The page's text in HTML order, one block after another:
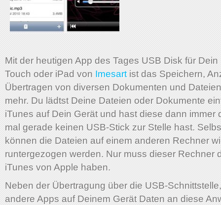
Mit der heutigen App des Tages USB Disk für
Touch oder iPad von Imesartist das Speichern,
Übertragen von diversen Dokumenten und
mehr. Du lädtst Deine Dateien oder Dokumente
iTunes auf Dein Gerät und hast diese dann immer
mal gerade keinen USB-Stick zur Stelle hast.
können die Dateien auf einem anderen Rechner
runtergezogen werden. Nur muss dieser Rechner
iTunes von Apple haben.
Neben der Übertragung über die USB-
andere Apps auf Deinem Gerät Daten an diese